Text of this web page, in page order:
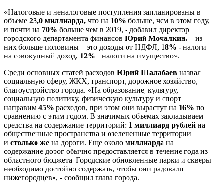
«Налоговые и неналоговые поступления запланированы в
объеме 23,0 миллиарда, что на 10% больше, чем в этом году,
и почти на 70% больше чем в 2019, - добавил директор
городского департамента финансов Юрий Мочалкин. – из
них больше половины – это доходы от НДФЛ, 18% - налоги
на совокупный доход, 12% - налоги на имущество».
Среди основных статей расходов Юрий Шалабаев назвал
социальную сферу, ЖКХ, транспорт, дорожное хозяйство,
благоустройство города. «На образование, культуру,
социальную политику, физическую культуру и спорт
направим 45% расходов, при этом они вырастут на 16% по
сравнению с этим годом. В значимых объемах закладываем
средства на содержание территорий: 1 миллиард рублей на
общественные пространства и озелененные территории
и столько же на дороги. Еще около миллиарда на
содержание дорог обычно предоставляется в течение года из
областного бюджета. Городские обновленные парки и скверы
необходимо достойно содержать, чтобы они радовали
нижегородцев», - сообщил глава города.